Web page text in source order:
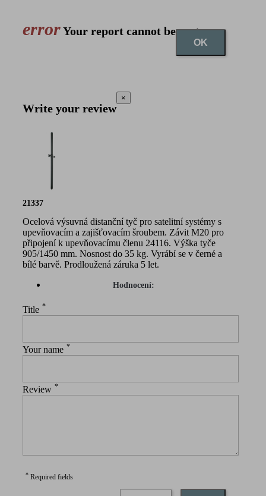
errorYour report cannot be sent
OK
Write your review
×
21337
Ocelová výsuvná distanční tyč pro satelitní systémy s
upevňovacím a zajišťovacím šroubem. Závit M20 pro
připojení k upevňovacímu členu 24116. Výška tyče
905/1450 mm. Nosnost do 35 kg. Vyrábí se v černé a
bílé barvě. Prodloužená záruka 5 let.
Hodnocení:
Title *
Your name *
Review *
* Required fields